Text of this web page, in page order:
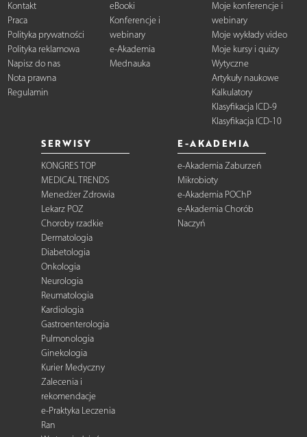
Kontakt
Praca
Polityka prywatności
Polityka reklamowa
Napisz do nas
Nota prawna
Regulamin
eBooki
Konferencje i
webinary
e-Akademia
Mednauka
Moje konferencje i
webinary
Moje wykłady video
Moje kursy i quizy
Wytyczne
Artykuły naukowe
Kalkulatory
Klasyfikacja ICD-9
Klasyfikacja ICD-10
SERWISY
KONGRES TOP
MEDICAL TRENDS
Menedżer Zdrowia
Lekarz POZ
Choroby rzadkie
Dermatologia
Diabetologia
Onkologia
Neurologia
Reumatologia
Kardiologia
Gastroenterologia
Pulmonologia
Ginekologia
Kurier Medyczny
Zalecenia i
rekomendacje
e-Praktyka Leczenia
Ran
E-AKADEMIA
e-Akademia Zaburzeń
Mikrobioty
e-Akademia POChP
e-Akademia Chorób
Naczyń